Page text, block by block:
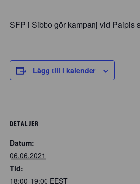
SFP i Sibbo gör kampanj vid Paipis
Lägg till i kalender
DETALJER
Datum:
06.06.2021
Tid:
18:00-19:00 EEST